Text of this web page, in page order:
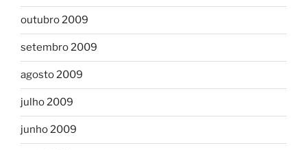
outubro 2009
setembro 2009
agosto 2009
julho 2009
junho 2009